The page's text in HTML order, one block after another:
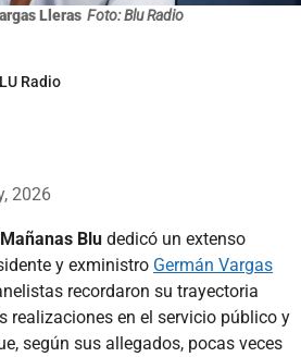
Lleras Foto: Blu Radio
Radio
2026
Mañanas Blu dedicó un extenso
y exministro Germán Vargas
recordaron su trayectoria
realizaciones en el servicio público y
según sus allegados, pocas veces